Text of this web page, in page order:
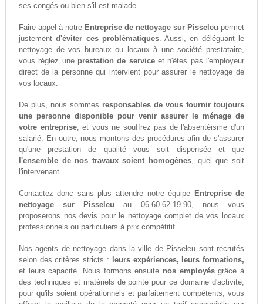
ses congés ou bien s'il est malade.
Faire appel à notre Entreprise de nettoyage sur Pisseleu permet
justementd'éviter ces problématiques. Aussi, en déléguant le
nettoyage de vos bureaux ou locaux à une société prestataire,
vous réglez une prestation de serviceet n'êtes pas l'employeur
direct de la personne qui intervient pour assurer le nettoyage de
vos locaux.
De plus, nous sommes responsables de vous fournir toujours
une personne disponible pour venir assurer le ménage de
votre entreprise, et vous ne souffrez pas de l'absentéisme d'un
salarié. En outre, nous montons des procédures afin de s'assurer
qu'une prestation de qualité vous soit dispensée et que
l'ensemble de nos travaux soient homogènes, quel que soit
l'intervenant.
Contactez donc sans plus attendre notre équipe Entreprise de
nettoyage sur Pisseleu au 06.60.62.19.90, nous vous
proposerons nos devis pour le nettoyage complet de vos locaux
professionnels ou particuliers à prix compétitif.
Nos agents de nettoyage dans la ville de Pisseleu sont recrutés
selon des critères stricts :
leurs expériences, leurs formations,
et leurs capacité. Nous formons ensuite nos employésgrâce à
des techniques et matériels de pointe pour ce domaine d'activité,
pour qu'ils soient opérationnels et parfaitement compétents, vous